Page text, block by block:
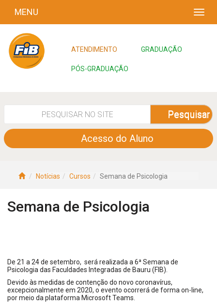
MENU
ATENDIMENTO GRADUAÇÃO
PÓS-GRADUAÇÃO
Pesquisar
Acesso do Aluno
Notícias Cursos Semana de Psicologia
Semana de Psicologia
De 21 a 24 de setembro, será realizada a 6ª Semana de
Psicologia das Faculdades Integradas de Bauru (FIB).
Devido às medidas de contenção do novo coronavírus,
excepcionalmente em 2020, o evento ocorrerá de forma on-line,
por meio da plataforma Microsoft Teams.